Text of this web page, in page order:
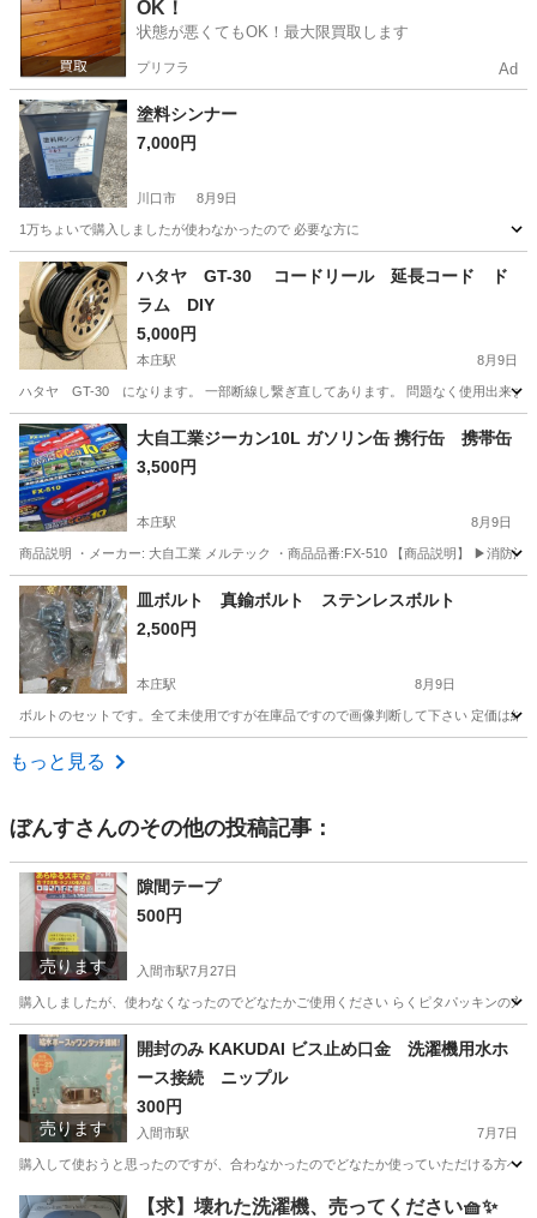
OK！
状態が悪くてもOK！最大限買取します
プリフラ Ad
塗料シンナー
7,000円
川口市 8月9日
1万ちょいで購入しましたが使わなかったので 必要な方に
埼玉 川口市 その他
ハタヤ GT-30 コードリール 延長コード ド
ラム DIY
5,000円
本庄駅 8月9日
ハタヤ GT-30 になります。 一部断線し繋ぎ直してあります。 問題なく使用出来ま
埼玉 本庄市 本庄駅 その他 ハタヤ
大自工業ジーカン10L ガソリン缶 携行缶 携帯缶
3,500円
本庄駅 8月9日
商品説明 ・メーカー: 大自工業 メルテック ・商品品番:FX-510 【商品説明】 ▶消防
埼玉 本庄市 本庄駅 その他 ピース
皿ボルト 真鍮ボルト ステンレスボルト
2,500円
本庄駅 8月9日
ボルトのセットです。全て未使用ですが在庫品ですので画像判断して下さい 定価は結
埼玉 本庄市
もっと見る
ぼんすさんのその他の投稿記事：
売ります
隙間テープ
500円
入間市駅7月27日
購入しましたが、使わなくなったのでどなたかご使用ください らくピタパッキンの方
埼玉 入間市 入間市駅
売ります
開封のみ KAKUDAI ビス止め口金 洗濯機用水ホ
ース接続 ニップル
300円
入間市駅 7月7日
購入して使おうと思ったのですが、合わなかったのでどなたか使っていただける方へ
埼玉 川越市 入間市駅 生活家電
【求】壊れた洗濯機、売ってください🧺✨